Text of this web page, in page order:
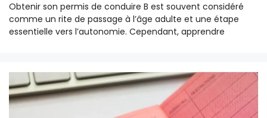
Obtenir son permis de conduire B est souvent considéré
comme un rite de passage à l’âge adulte et une étape
essentielle vers l’autonomie. Cependant, apprendre